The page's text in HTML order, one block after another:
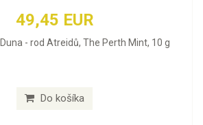
49,45 EUR
- rod Atreidů, The Perth Mint, 10 g
Do košíka